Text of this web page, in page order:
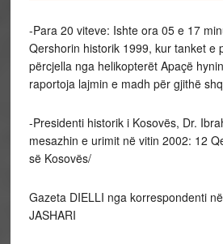
-Para 20 viteve: Ishte ora 05 e 17
Qershorin historik 1999, kur tanket e
përcjella nga helikopterët Apaçë
raportoja lajmin e madh për gjithë
-Presidenti historik i Kosovës, Dr.
mesazhin e urimit në vitin 2002: 12
së Kosovës/
Gazeta DIELLI nga korrespondenti
JASHARI